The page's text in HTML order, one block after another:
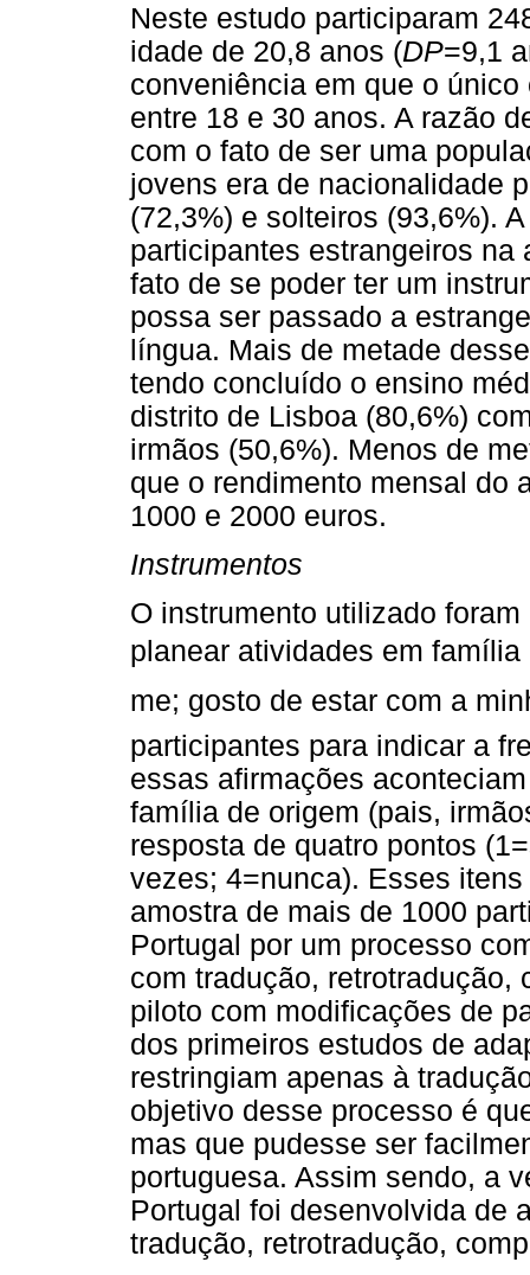
Neste estudo participaram
idade de 20,8 anos (DP=9,1
conveniência em que o
entre 18 e 30 anos. A razão
com o fato de ser uma
jovens era de nacionalidade
(72,3%) e solteiros (93,6%).
participantes estrangeiros na
fato de se poder ter um
possa ser passado a
língua. Mais de metade
tendo concluído o ensino
distrito de Lisboa (80,6%)
irmãos (50,6%). Menos de
que o rendimento mensal do
1000 e 2000 euros.
Instrumentos
O instrumento utilizado
planear atividades em
me; gosto de estar com a
participantes para indicar a
essas afirmações
família de origem (pais,
resposta de quatro pontos
vezes; 4=nunca). Esses
amostra de mais de 1000
Portugal por um processo
com tradução, retrotradução,
piloto com modificações de
dos primeiros estudos de
restringiam apenas à
objetivo desse processo é
mas que pudesse ser
portuguesa. Assim sendo, a
Portugal foi desenvolvida de
tradução, retrotradução,